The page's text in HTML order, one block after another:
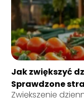
Jak zwiększyć
Sprawdzone
Zwiększenie